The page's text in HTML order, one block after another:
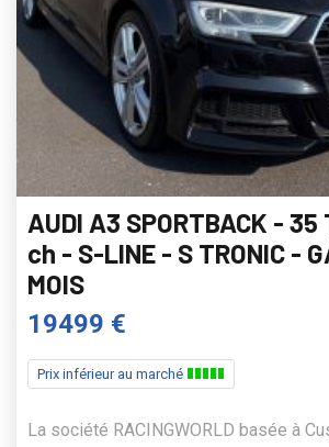
AUDI A3 SPORTBACK - 35
ch - S-LINE - S TRONIC -
MOIS
19499 €
Prix inférieur au marché
La société RACINGWORLD basée à